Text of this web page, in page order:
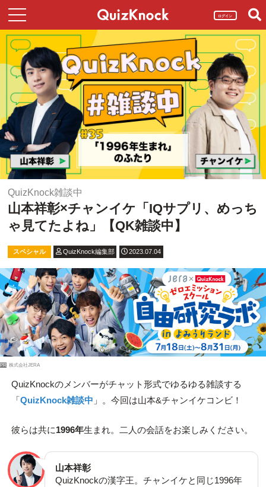
ログイン
QuizKnock雑談中
山本祥彰×チャンイケ「IQサプリ、めっち
ゃ見てたよね」【QK雑談中】
スペシャル QuizKnock編集部 2023.07.04
PR 株式会社JERA
QuizKnockのメンバーがチャット形式でゆるゆる雑談する
「QuizKnock雑談中 」。今回は山本&チャンイケコンビ！
彼らは共に1996年生まれ。二人の会話をお楽しみください。
山本祥彰
QuizKnockの漢字王。チャンイケと同じ1996年